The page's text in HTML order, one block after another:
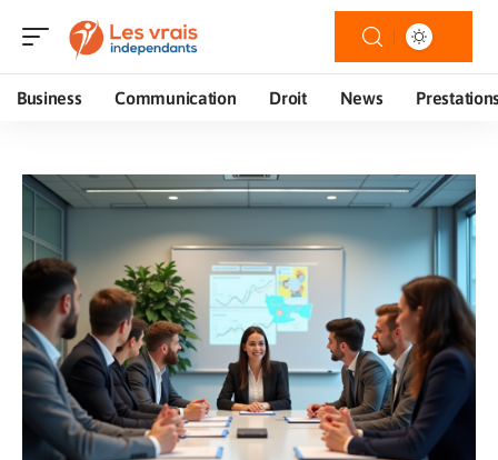
Business Communication Droit News